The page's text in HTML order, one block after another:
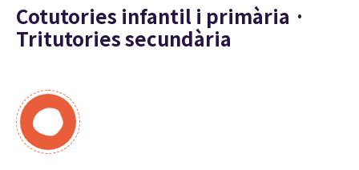
Cotutories infantil i primària ·
Tritutories secundària